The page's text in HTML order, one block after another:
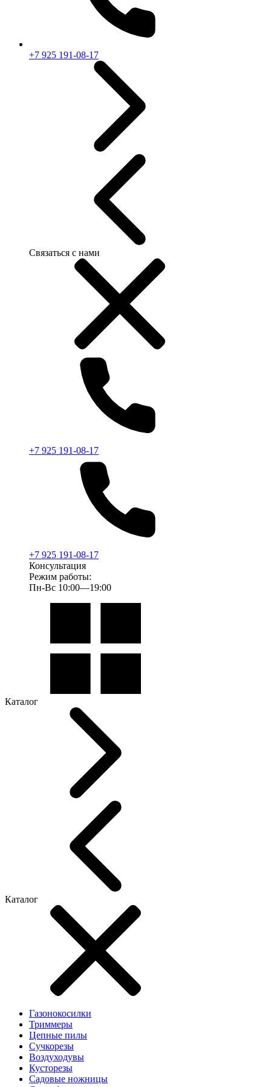
+7 925 191-08-17
Связаться с нами
+7 925 191-08-17
+7 925 191-08-17
Консультация
Режим работы:
Пн-Вс 10:00—19:00
Каталог
Каталог
Газонокосилки
Триммеры
Цепные пилы
Cучкорезы
Воздуходувы
Кусторезы
Садовые ножницы